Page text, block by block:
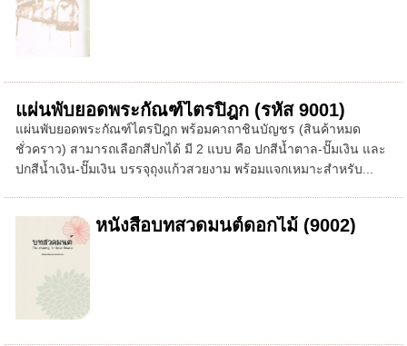
แผ่นพับยอดพระกัณฑ์ไตรปิฎก (รหัส 9001)
แผ่นพับยอดพระกัณฑ์ไตรปิฎก พร้อมคาถาชินบัญชร (สินค้าหมด
ชั่วคราว) สามารถเลือกสีปกได้ มี 2 แบบ คือ ปกสีน้ำตาล-ปั๊มเงิน และ
ปกสีน้ำเงิน-ปั๊มเงิน บรรจุถุงแก้วสวยงาม พร้อมแจกเหมาะสำหรับ...
หนังสือบทสวดมนต์ดอกไม้ (9002)